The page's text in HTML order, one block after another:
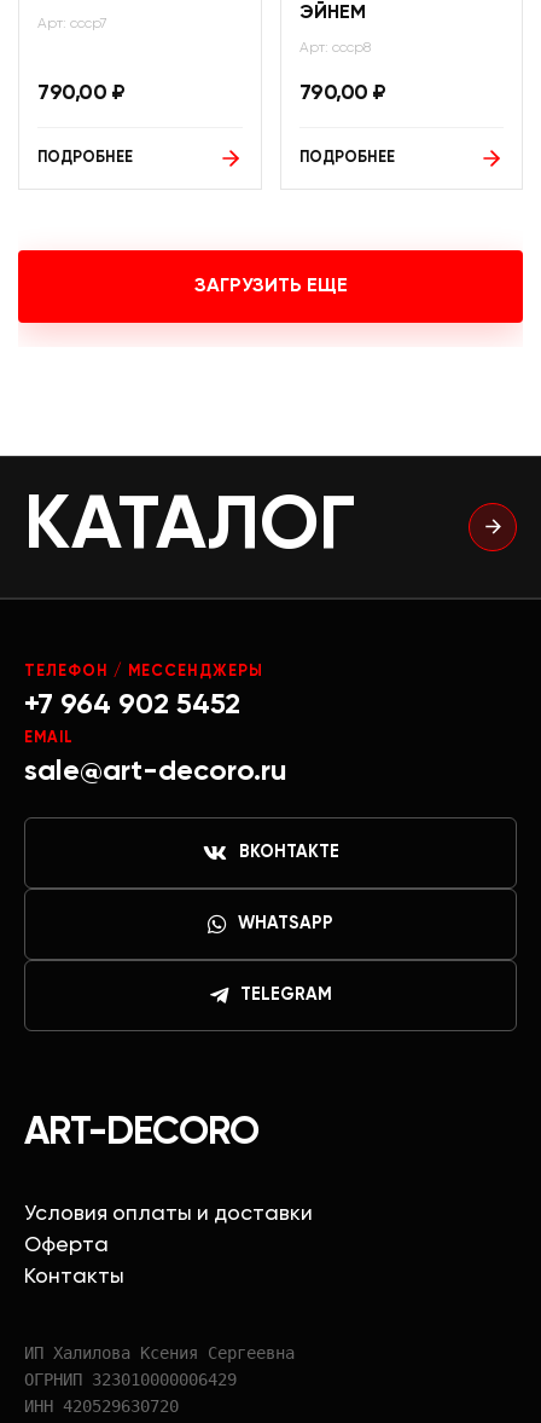
Арт: ссср7
790,00 ₽
ПОДРОБНЕЕ
ЭЙНЕМ
Арт: ссср8
790,00 ₽
ПОДРОБНЕЕ
ЗАГРУЗИТЬ ЕЩЕ
КАТАЛОГ
ART-DECORO
Условия оплаты и доставки
Оферта
Контакты
ИП Халилова Ксения Сергеевна
ОГРНИП 323010000006429
ИНН 420529630720
ТЕЛЕФОН / МЕССЕНДЖЕРЫ
+7 964 902 5452
EMAIL
sale@art-decoro.ru
ВКОНТАКТЕ
WHATSAPP
TELEGRAM